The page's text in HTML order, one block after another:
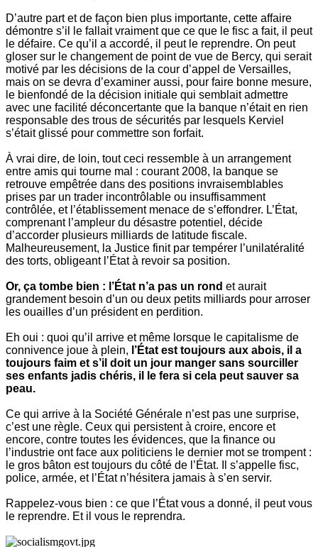
D’autre part et de façon bien plus importante, cette affaire
démontre s’il le fallait vraiment que ce que le fisc a fait, il peut
le défaire. Ce qu’il a accordé, il peut le reprendre. On peut
gloser sur le changement de point de vue de Bercy, qui serait
motivé par les décisions de la cour d’appel de Versailles,
mais on se devra d’examiner aussi, pour faire bonne mesure,
le bienfondé de la décision initiale qui semblait admettre
avec une facilité déconcertante que la banque n’était en rien
responsable des trous de sécurités par lesquels Kerviel
s’était glissé pour commettre son forfait.
À vrai dire, de loin, tout ceci ressemble à un arrangement
entre amis qui tourne mal : courant 2008, la banque se
retrouve empêtrée dans des positions invraisemblables
prises par un trader incontrôlable ou insuffisamment
contrôlée, et l’établissement menace de s’effondrer. L’État,
comprenant l’ampleur du désastre potentiel, décide
d’accorder plusieurs milliards de latitude fiscale.
Malheureusement, la Justice finit par tempérer l’unilatéralité
des torts, obligeant l’État à revoir sa position.
Or, ça tombe bien : l’État n’a pas un rond et aurait
grandement besoin d’un ou deux petits milliards pour arroser
les ouailles d’un président en perdition.
Eh oui : quoi qu’il arrive et même lorsque le capitalisme de
connivence joue à plein, l’État est toujours aux abois, il a
toujours faim et s’il doit un jour manger sans sourciller
ses enfants jadis chéris, il le fera si cela peut sauver sa
peau.
Ce qui arrive à la Société Générale n’est pas une surprise,
c’est une règle. Ceux qui persistent à croire, encore et
encore, contre toutes les évidences, que la finance ou
l’industrie ont face aux politiciens le dernier mot se trompent :
le gros bâton est toujours du côté de l’État. Il s’appelle fisc,
police, armée, et l’État n’hésitera jamais à s’en servir.
Rappelez-vous bien : ce que l’État vous a donné, il peut vous
le reprendre. Et il vous le reprendra.